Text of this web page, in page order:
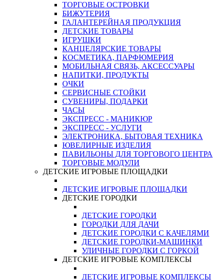
ТОРГОВЫЕ ОСТРОВКИ
БИЖУТЕРИЯ
ГАЛАНТЕРЕЙНАЯ ПРОДУКЦИЯ
ДЕТСКИЕ ТОВАРЫ
ИГРУШКИ
КАНЦЕЛЯРСКИЕ ТОВАРЫ
КОСМЕТИКА, ПАРФЮМЕРИЯ
МОБИЛЬНАЯ СВЯЗЬ, АКСЕССУАРЫ
НАПИТКИ, ПРОДУКТЫ
ОЧКИ
СЕРВИСНЫЕ СТОЙКИ
СУВЕНИРЫ, ПОДАРКИ
ЧАСЫ
ЭКСПРЕСС - МАНИКЮР
ЭКСПРЕСС - УСЛУГИ
ЭЛЕКТРОНИКА, БЫТОВАЯ ТЕХНИКА
ЮВЕЛИРНЫЕ ИЗДЕЛИЯ
ПАВИЛЬОНЫ ДЛЯ ТОРГОВОГО ЦЕНТРА
ТОРГОВЫЕ МОДУЛИ
ДЕТСКИЕ ИГРОВЫЕ ПЛОЩАДКИ
ДЕТСКИЕ ИГРОВЫЕ ПЛОЩАДКИ
ДЕТСКИЕ ГОРОДКИ
ДЕТСКИЕ ГОРОДКИ
ГОРОДКИ ДЛЯ ДАЧИ
ДЕТСКИЕ ГОРОДКИ С КАЧЕЛЯМИ
ДЕТСКИЕ ГОРОДКИ-МАШИНКИ
УЛИЧНЫЕ ГОРОДКИ С ГОРКОЙ
ДЕТСКИЕ ИГРОВЫЕ КОМПЛЕКСЫ
ДЕТСКИЕ ИГРОВЫЕ КОМПЛЕКСЫ